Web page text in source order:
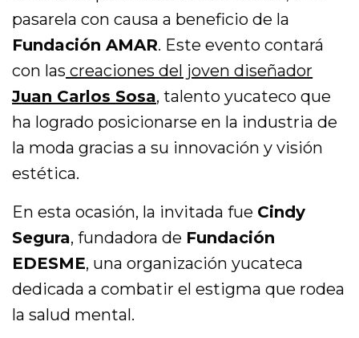
pasarela con causa a beneficio de la
Fundación AMAR. Este evento contará
con las creaciones del joven diseñador
Juan Carlos Sosa, talento yucateco que
ha logrado posicionarse en la industria de
la moda gracias a su innovación y visión
estética.
En esta ocasión, la invitada fue Cindy
Segura, fundadora de Fundación
EDESME, una organización yucateca
dedicada a combatir el estigma que rodea
la salud mental.